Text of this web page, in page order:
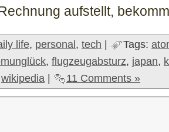
aufstellt,
life, personal , tech Tags:
, flugzeugabsturz, japan,
wikipedia 11 Comments »